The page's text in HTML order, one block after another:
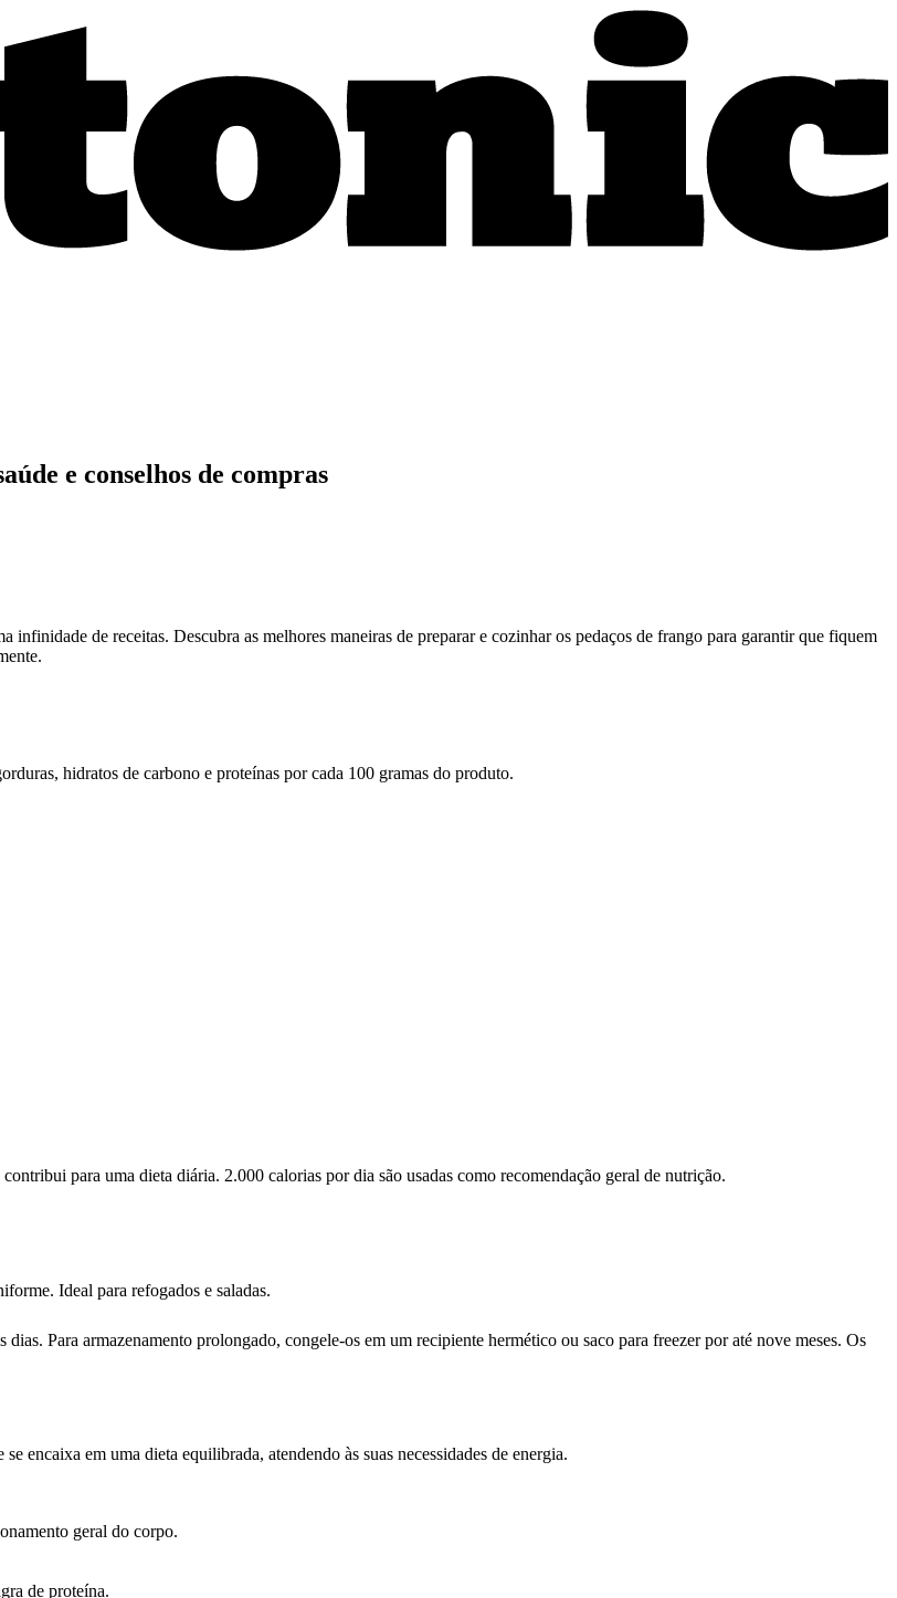
e conselhos de compras
infinidade de receitas. Descubra as melhores maneiras de preparar e cozinhar os pedaços de frango para garantir que fiquem
hidratos de carbono e proteínas por cada 100 gramas do produto.
para uma dieta diária. 2.000 calorias por dia são usadas como recomendação geral de nutrição.
Ideal para refogados e saladas.
Para armazenamento prolongado, congele-os em um recipiente hermético ou saco para freezer por até nove meses. Os
encaixa em uma dieta equilibrada, atendendo às suas necessidades de energia.
geral do corpo.
de proteína.